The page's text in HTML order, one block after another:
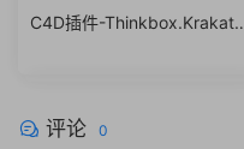
C4D插件-Thinkbox.Krakato
评论 0